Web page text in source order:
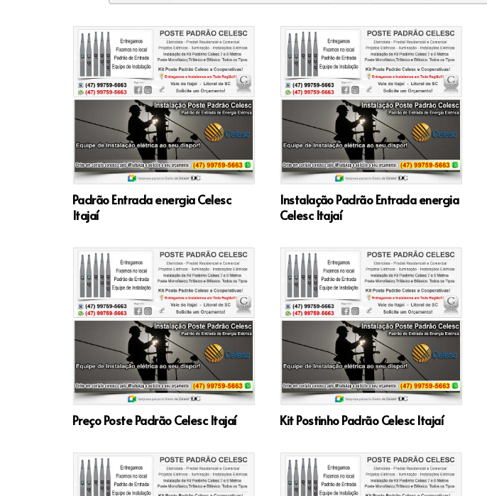
Padrão Entrada energia Celesc
Itajaí
Instalação Padrão Entrada energia
Celesc Itajaí
Preço Poste Padrão Celesc Itajaí Kit Postinho Padrão Celesc Itajaí